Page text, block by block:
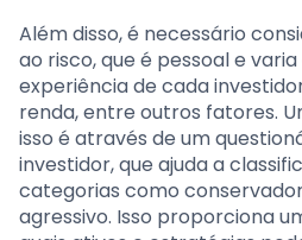
Além disso, é necessário
ao risco, que é pessoal e
experiência de cada
renda, entre outros fatores.
isso é através de um
investidor, que ajuda a
categorias como
agressivo. Isso proporciona